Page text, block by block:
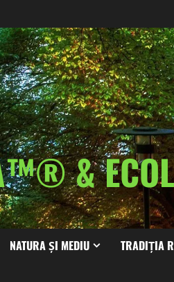
&
NATURA ȘI MEDIU TRADIȚIA